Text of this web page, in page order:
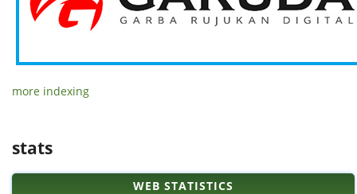
more indexing
stats
WEB STATISTICS